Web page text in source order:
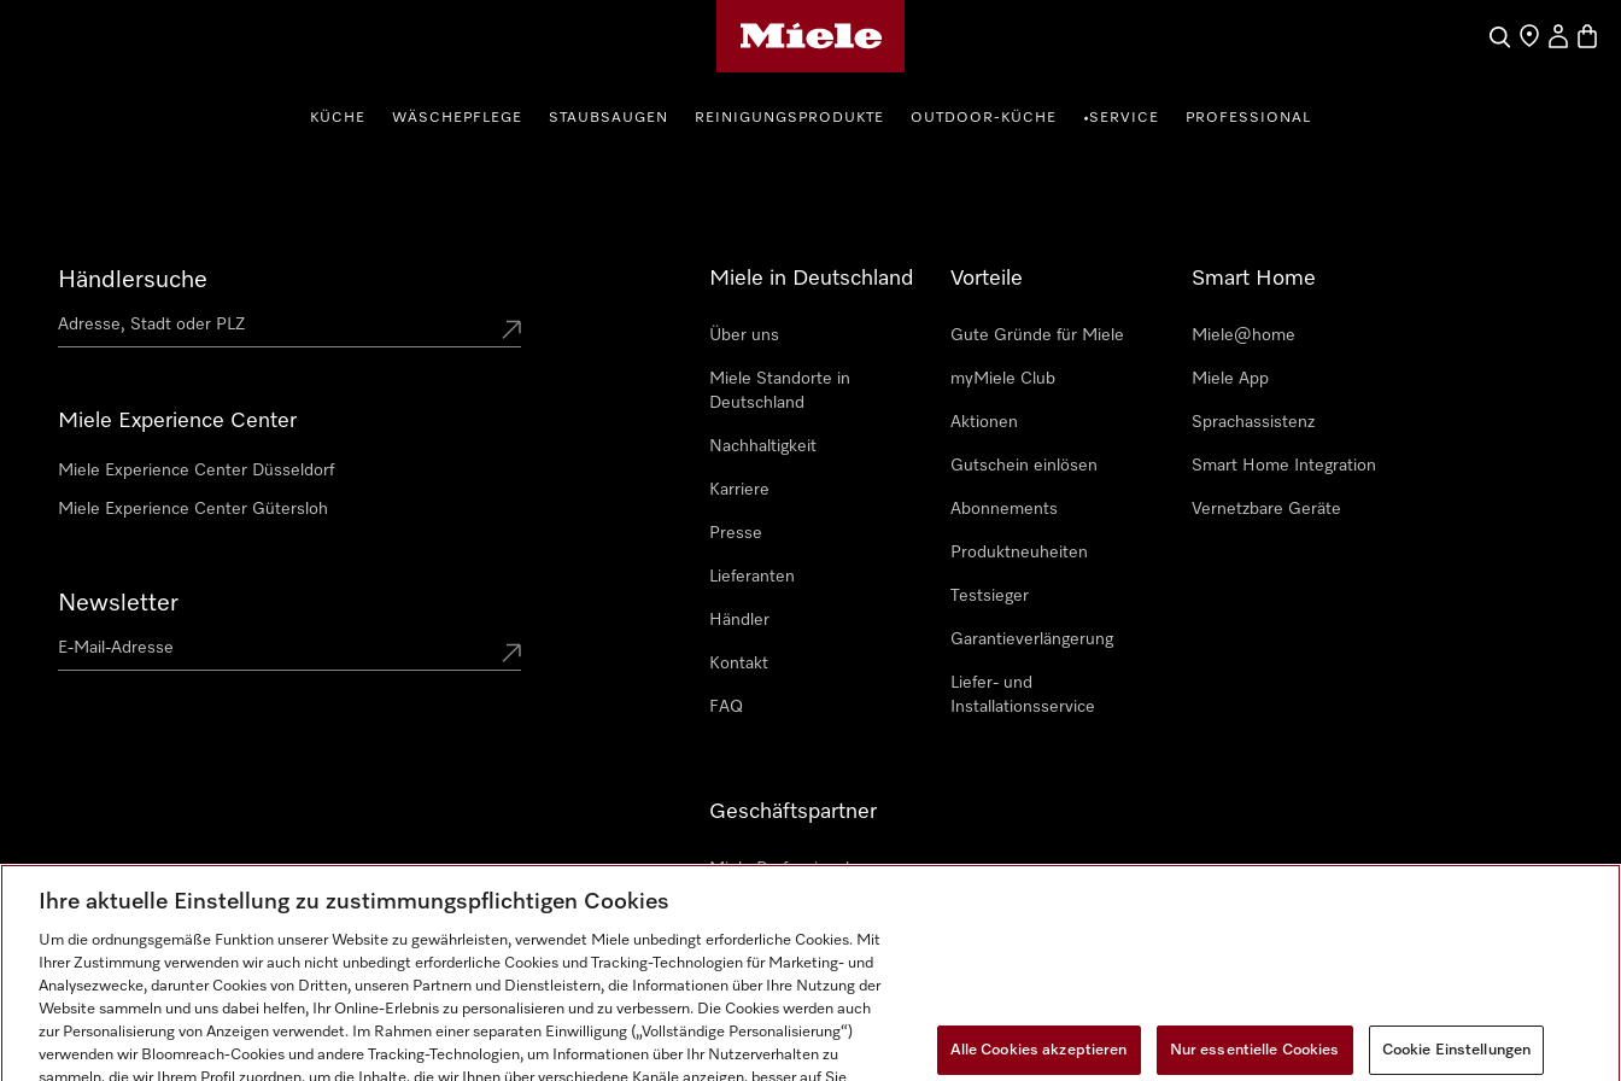
SucheHändler
Mein
KÜCHE WÄSCHEPFLEGE STAUBSAUGEN REINIGUNGSPRODUKTE OUTDOOR-KÜCHE •SERVICE PROFESSIONAL
Händlersuche
Miele Experience Center
Miele Experience Center Düsseldorf
Miele Experience Center Gütersloh
Newsletter
Miele in Deutschland
Über uns
Miele Standorte in
Deutschland
Nachhaltigkeit
Karriere
Presse
Lieferanten
Händler
Kontakt
FAQ
Vorteile
Gute Gründe für Miele
myMiele Club
Aktionen
Gutschein einlösen
Abonnements
Produktneuheiten
Testsieger
Garantieverlängerung
Liefer- und
Installationsservice
Smart Home
Miele@home
Miele App
Sprachassistenz
Smart Home Integration
Vernetzbare Geräte
Geschäftspartner
Miele Professional
Miele Marine
Architekten und Bauträger
Ihre aktuelle Einstellung zu zustimmungspflichtigen Cookies
Um die ordnungsgemäße Funktion unserer Website zu gewährleisten, verwendet Miele unbedingt erforderliche Cookies. Mit
Ihrer Zustimmung verwenden wir auch nicht unbedingt erforderliche Cookies und Tracking-Technologien für Marketing- und
Analysezwecke, darunter Cookies von Dritten, unseren Partnern und Dienstleistern, die Informationen über Ihre Nutzung der
Website sammeln und uns dabei helfen, Ihr Online-Erlebnis zu personalisieren und zu verbessern. Die Cookies werden auch
zur Personalisierung von Anzeigen verwendet. Im Rahmen einer separaten Einwilligung („Vollständige Personalisierung“)
verwenden wir Bloomreach-Cookies und andere Tracking-Technologien, um Informationen über Ihr Nutzerverhalten zu
Alle Cookies akzeptieren Nur essentielle Cookies Cookie Einstellungen